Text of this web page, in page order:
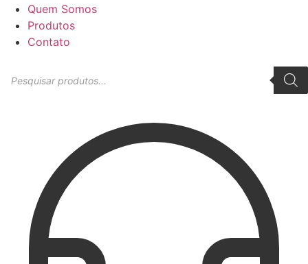
Quem Somos
Produtos
Contato
produtos